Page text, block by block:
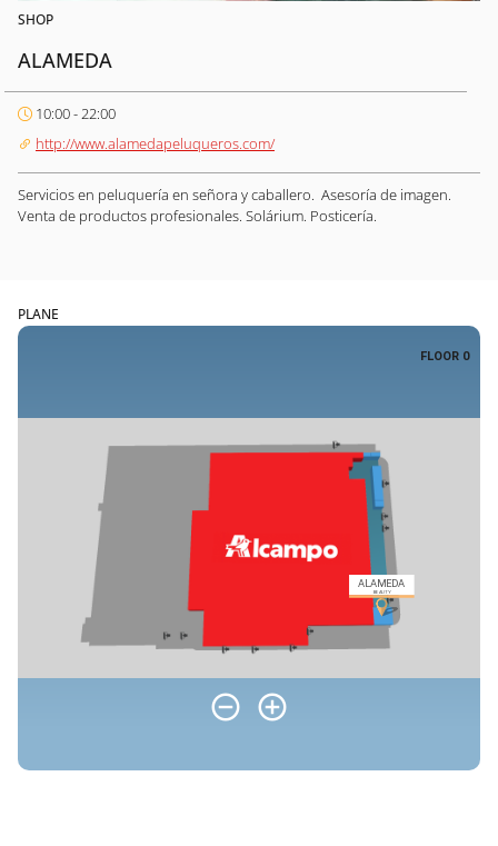
SHOP
ALAMEDA
10:00 - 22:00
http://www.alamedapeluqueros.com/
Servicios en peluquería en señora y caballero. Asesoría de imagen.
Venta de productos profesionales. Solárium. Posticería.
PLANE